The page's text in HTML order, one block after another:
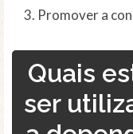
Promover a
Quais
ser